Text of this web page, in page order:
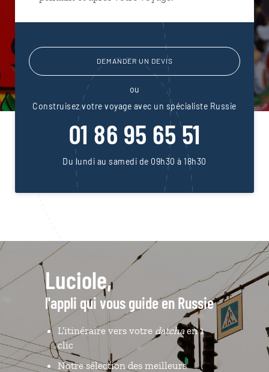
DEMANDER UN DEVIS
ou
Construisez votre voyage avec un spécialiste Russie
01 86 95 65 51
Du lundi au samedi de 09h30 à 18h30
Luciole,
l'appli qui vous guide en Russie
L’itinéraire vers votre datchaen 1
clic
Notre sélection des meilleurs